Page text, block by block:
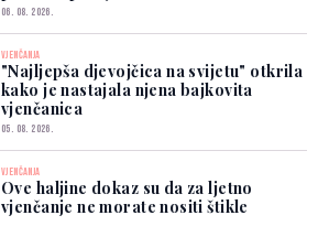
06. 08. 2026.
VJENČANJA
"Najljepša djevojčica na svijetu" otkrila
kako je nastajala njena bajkovita
vjenčanica
05. 08. 2026.
VJENČANJA
Ove haljine dokaz su da za ljetno
vjenčanje ne morate nositi štikle